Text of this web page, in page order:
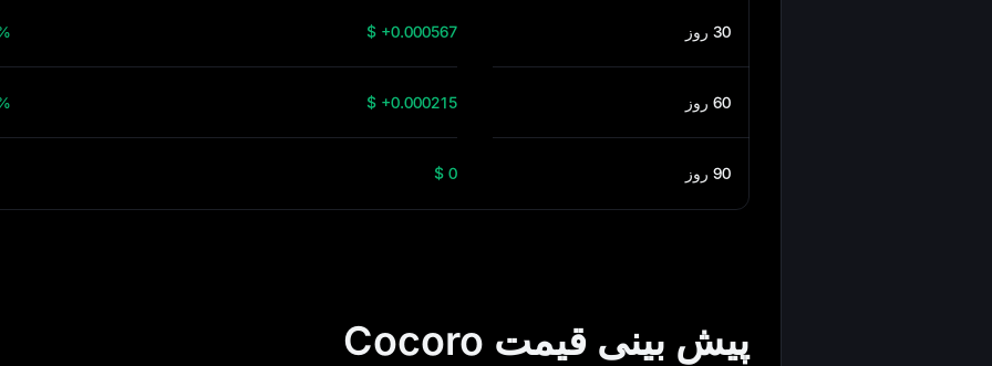
30 روز $ +0.000567
60 روز $ +0.000215
90 روز $ 0
پیش‌ بینی قیمت Cocoro